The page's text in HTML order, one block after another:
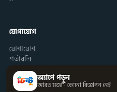
যোগাযোগ
যোগাযোগ
শর্তাবলি
অ্যাপে পড়ুন
আরও মজা · কোনো বিজ্ঞাপন নেই